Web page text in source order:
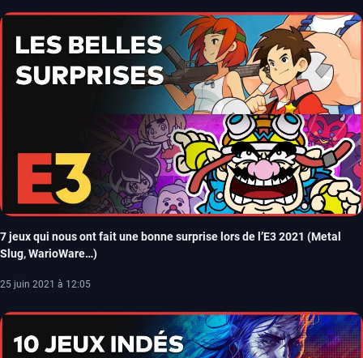
7 jeux qui nous ont fait une bonne surprise lors de l’E3 2021 (Metal
Slug, WarioWare…)
25 juin 2021 à 12:05